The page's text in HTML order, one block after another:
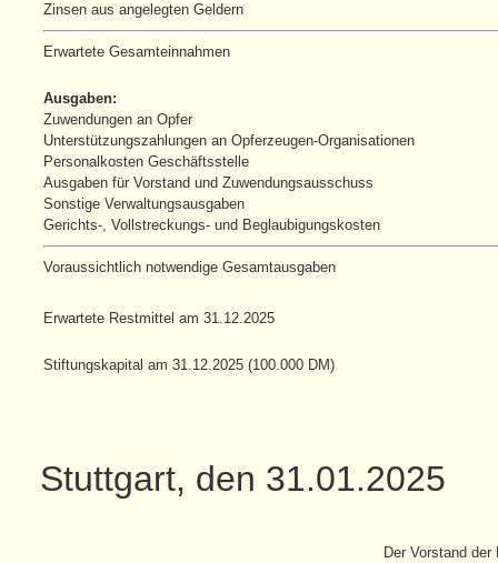
Zinsen aus angelegten Geldern
Erwartete Gesamteinnahmen
Ausgaben:
Zuwendungen an Opfer
Unterstützungszahlungen an Opferzeugen-Organisationen
Personalkosten Geschäftsstelle
Ausgaben für Vorstand und Zuwendungsausschuss
Sonstige Verwaltungsausgaben
Gerichts-, Vollstreckungs- und Beglaubigungskosten
Voraussichtlich notwendige Gesamtausgaben
Erwartete Restmittel am 31.12.2025
Stiftungskapital am 31.12.2025 (100.000 DM)
Stuttgart, den 31.01.2025
Der Vorstand